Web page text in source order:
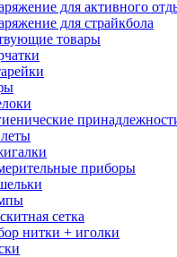
для активного
для страйкбола
товары
приборы
сетка
нитки + иголки